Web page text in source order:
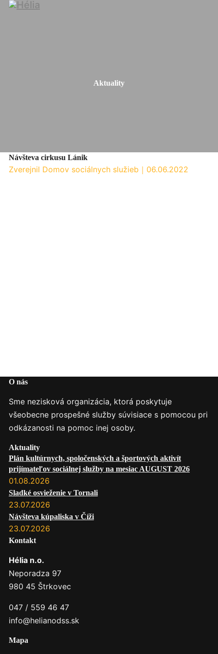
Aktuality
Návšteva cirkusu Lánik
Zverejnil Domov sociálnych služieb ｜ 06.06.2022
O nás
Sme nezisková organizácia, ktorá poskytuje
všeobecne prospešné služby súvisiace s pomocou pri
odkázanosti na pomoc inej osoby.
Aktuality
Plán kultúrnych, spoločenských a športových aktivít
prijímateľov sociálnej služby na mesiac AUGUST 2026
01.08.2026
Sladké osvieženie v Tornali
23.07.2026
Návšteva kúpaliska v Číži
23.07.2026
Kontakt
Hélia n.o.
Neporadza 97
980 45 Štrkovec
047 / 559 46 47
info@helianodss.sk
Mapa